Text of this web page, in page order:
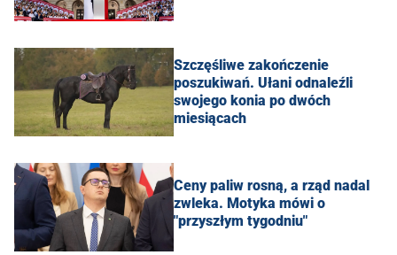
Szczęśliwe zakończenie
poszukiwań. Ułani odnaleźli
swojego konia po dwóch
miesiącach
Ceny paliw rosną, a rząd nadal
zwleka. Motyka mówi o
"przyszłym tygodniu"